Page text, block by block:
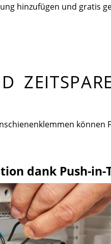
hinzufügen und gratis
dank Push-in-